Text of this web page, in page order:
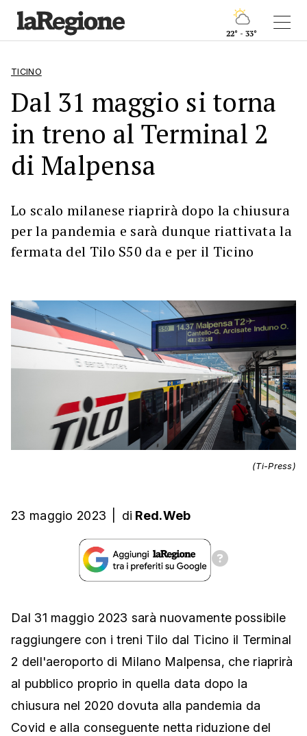
22° - 33°
TICINO
Dal 31 maggio si torna
in treno al Terminal 2
di Malpensa
Lo scalo milanese riaprirà dopo la chiusura
per la pandemia e sarà dunque riattivata la
fermata del Tilo S50 da e per il Ticino
(Ti-Press)
23 maggio 2023 di Red.Web
Dal 31 maggio 2023 sarà nuovamente possibile
raggiungere con i treni Tilo dal Ticino il Terminal
2 dell'aeroporto di Milano Malpensa, che riaprirà
al pubblico proprio in quella data dopo la
chiusura nel 2020 dovuta alla pandemia da
Covid e alla conseguente netta riduzione del